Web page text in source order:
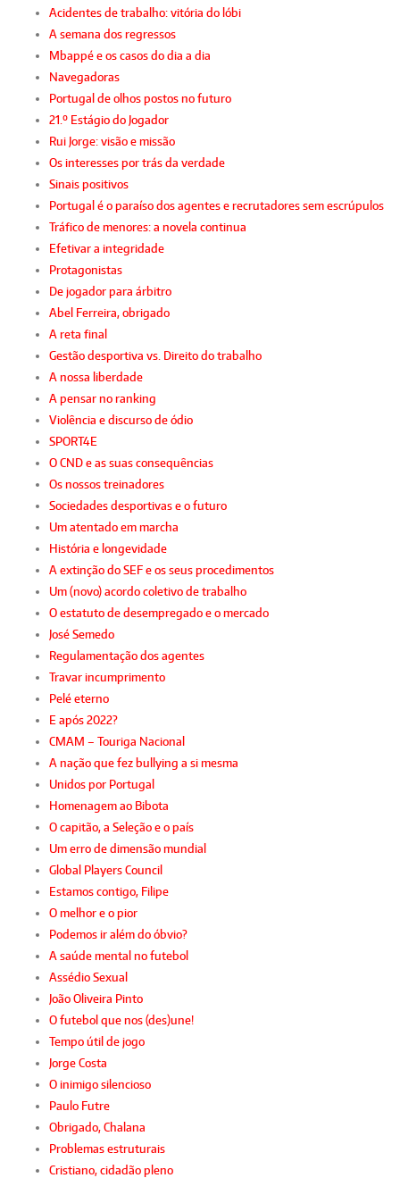
Acidentes de trabalho: vitória do lóbi
A semana dos regressos
Mbappé e os casos do dia a dia
Navegadoras
Portugal de olhos postos no futuro
21.º Estágio do Jogador
Rui Jorge: visão e missão
Os interesses por trás da verdade
Sinais positivos
Portugal é o paraíso dos agentes e recrutadores sem escrúpulos
Tráfico de menores: a novela continua
Efetivar a integridade
Protagonistas
De jogador para árbitro
Abel Ferreira, obrigado
A reta final
Gestão desportiva vs. Direito do trabalho
A nossa liberdade
A pensar no ranking
Violência e discurso de ódio
SPORT4E
O CND e as suas consequências
Os nossos treinadores
Sociedades desportivas e o futuro
Um atentado em marcha
História e longevidade
A extinção do SEF e os seus procedimentos
Um (novo) acordo coletivo de trabalho
O estatuto de desempregado e o mercado
José Semedo
Regulamentação dos agentes
Travar incumprimento
Pelé eterno
E após 2022?
CMAM – Touriga Nacional
A nação que fez bullying a si mesma
Unidos por Portugal
Homenagem ao Bibota
O capitão, a Seleção e o país
Um erro de dimensão mundial
Global Players Council
Estamos contigo, Filipe
O melhor e o pior
Podemos ir além do óbvio?
A saúde mental no futebol
Assédio Sexual
João Oliveira Pinto
O futebol que nos (des)une!
Tempo útil de jogo
Jorge Costa
O inimigo silencioso
Paulo Futre
Obrigado, Chalana
Problemas estruturais
Cristiano, cidadão pleno